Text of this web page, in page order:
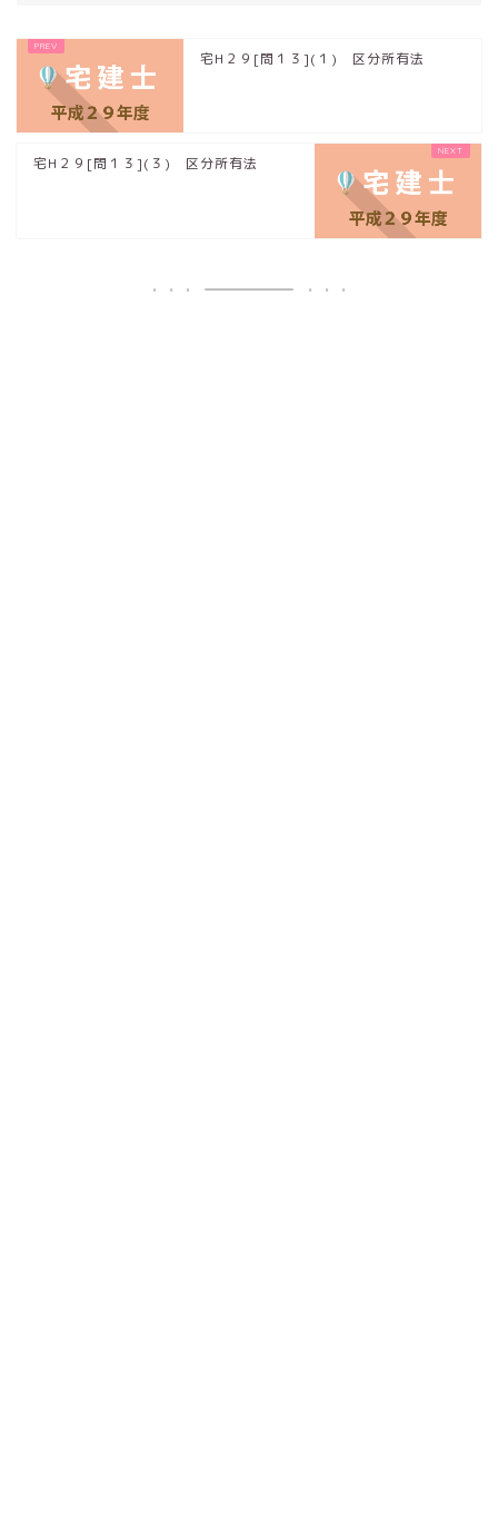
宅H２９[問１３](１) 区分所有法
宅H２９[問１３](３) 区分所有法